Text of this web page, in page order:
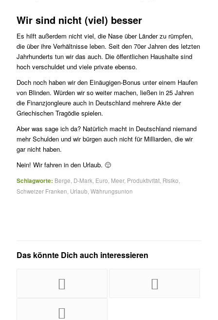
Wir sind nicht (viel) besser
Es hilft außerdem nicht viel, die Nase über Länder zu rümpfen,
die über ihre Verhältnisse leben. Seit den 70er Jahren des letzten
Jahrhunderts tun wir das auch. Die öffentlichen Haushalte sind
hoch verschuldet und viele private ebenso.
Doch noch haben wir den Einäugigen-Bonus unter einem Haufen
von Blinden. Würden wir so weiter machen, ließen in 25 Jahren
die Finanz­jongleure auch in Deutschland mehrere Akte der
Griechischen Tragödie spielen.
Aber was sage ich da? Natürlich macht in Deutschland niemand
mehr Schulden und wir bürgen auch nicht für Milliarden, die wir
gar nicht haben.
Nein! Wir fahren in den Urlaub. 🙂
Schlagworte: Berge D-Mark Euro Meer, Produktivität, Risiko
Schweizer Franken Urlaub Währungsunion
Das könnte Dich auch interessieren